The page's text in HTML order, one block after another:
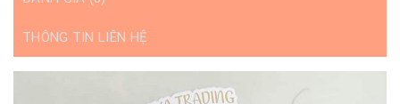
THÔNG TIN LIÊN HỆ